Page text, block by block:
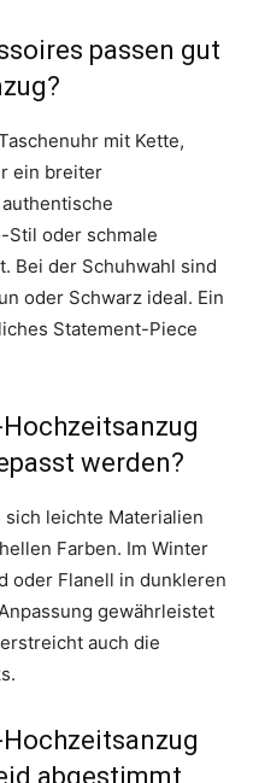
passen gut
mit Kette,
ein breiter
Stil oder schmale
Bei der Schuhwahl sind
oder Schwarz ideal. Ein
Statement-Piece
werden?
leichte Materialien
Farben. Im Winter
oder Flanell in dunkleren
gewährleistet
auch die
abgestimmt